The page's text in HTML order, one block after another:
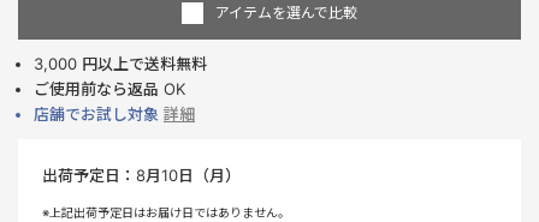
アイテムを選んで比較
3,000 円以上で送料無料
ご使用前なら返品 OK
店舗でお試し対象 詳細
出荷予定日： 8月10日（月）
※上記出荷予定日はお届け日ではありません。